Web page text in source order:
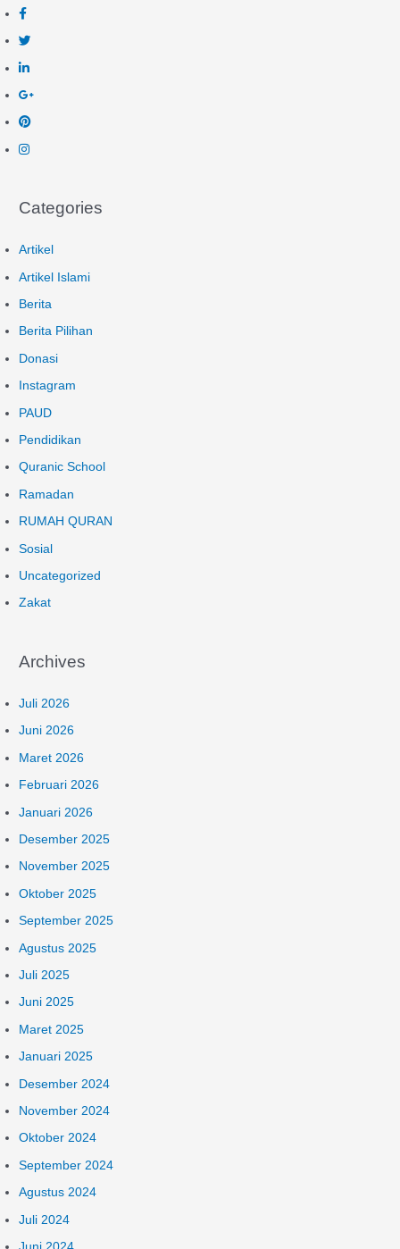
Categories
Artikel
Artikel Islami
Berita
Berita Pilihan
Donasi
Instagram
PAUD
Pendidikan
Quranic School
Ramadan
RUMAH QURAN
Sosial
Uncategorized
Zakat
Archives
Juli 2026
Juni 2026
Maret 2026
Februari 2026
Januari 2026
Desember 2025
November 2025
Oktober 2025
September 2025
Agustus 2025
Juli 2025
Juni 2025
Maret 2025
Januari 2025
Desember 2024
November 2024
Oktober 2024
September 2024
Agustus 2024
Juli 2024